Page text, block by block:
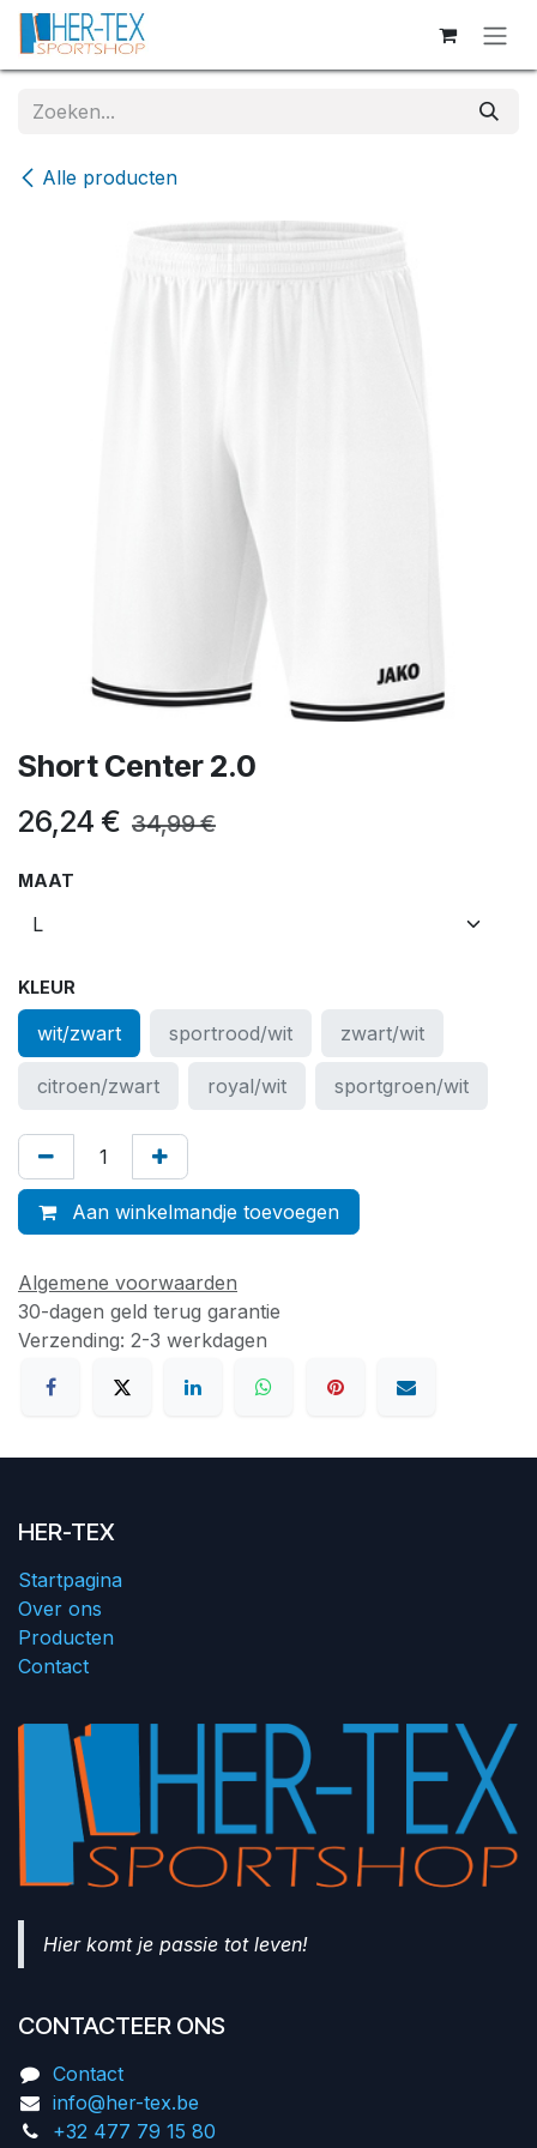
Overslaan naar inhoud
Alle producten
Short Center 2.0
26,24 € 34,99€
MAAT
KLEUR
wit/zwart sportrood/wit zwart/wit
citroen/zwart royal/wit sportgroen/wit
Aan winkelmandje toevoegen
Algemene voorwaarden
30-dagen geld terug garantie
Verzending: 2-3 werkdagen
HER-TEX
Startpagina
Over ons
Producten
Contact
Hier komt je passie tot leven!
CONTACTEER ONS
Contact
info@her-tex.be
+32 477 79 15 80